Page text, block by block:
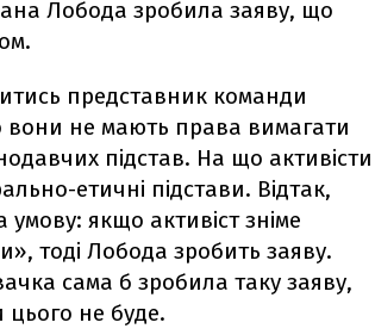
Лобода зробила заяву, що
представник команди
не мають права вимагати
підстав. На що активісти
етичні підстави. Відтак,
якщо активіст зніме
тоді Лобода зробить заяву.
сама б зробила таку заяву,
цього не буде.